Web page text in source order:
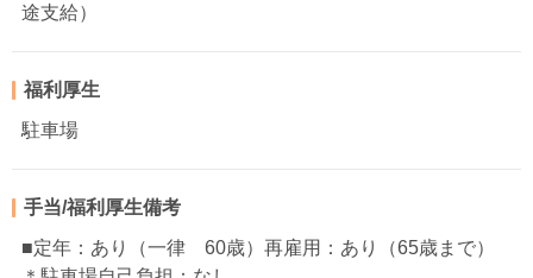
途支給）
福利厚生
駐車場
手当/福利厚生備考
■定年：あり（一律 60歳）再雇用：あり（65歳まで）